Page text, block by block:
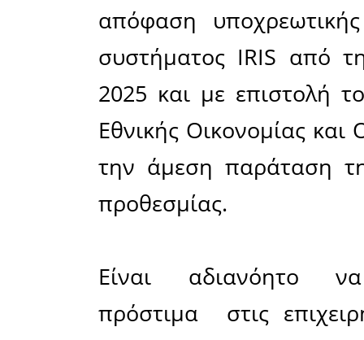
Μοιράσου το άρθρο:
23-10-2025